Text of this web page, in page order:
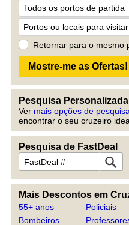
Retornar para o mesmo
Pesquisa Personalizada
Ver mais opções de pesquisa
encontrar o seu cruzeiro
Pesquisa de FastDeal
Mais Descontos em
55+ anos
Bombeiros
Policiais